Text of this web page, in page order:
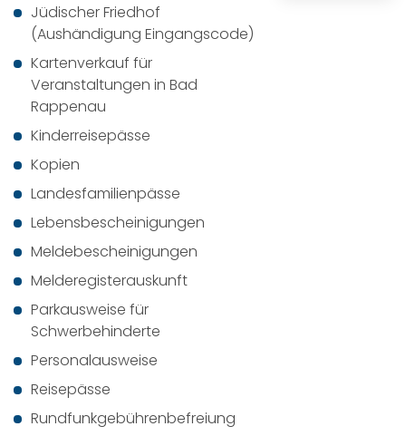
Jüdischer Friedhof
(Aushändigung Eingangscode)
Kartenverkauf für
Veranstaltungen in Bad
Rappenau
Kinderreisepässe
Kopien
Landesfamilienpässe
Lebensbescheinigungen
Meldebescheinigungen
Melderegisterauskunft
Parkausweise für
Schwerbehinderte
Personalausweise
Reisepässe
Rundfunkgebührenbefreiung